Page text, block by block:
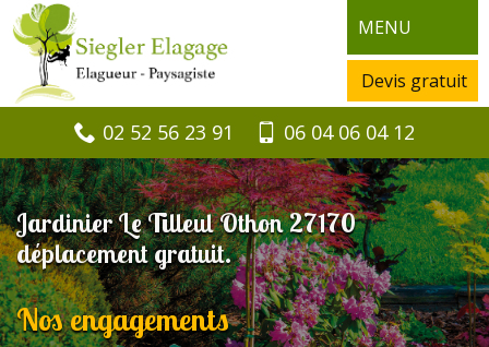
MENU
Devis gratuit
02 52 56 23 91 06 04 06 04 12
Jardinier Le Tilleul Othon 27170
déplacement gratuit.
Nos engagements